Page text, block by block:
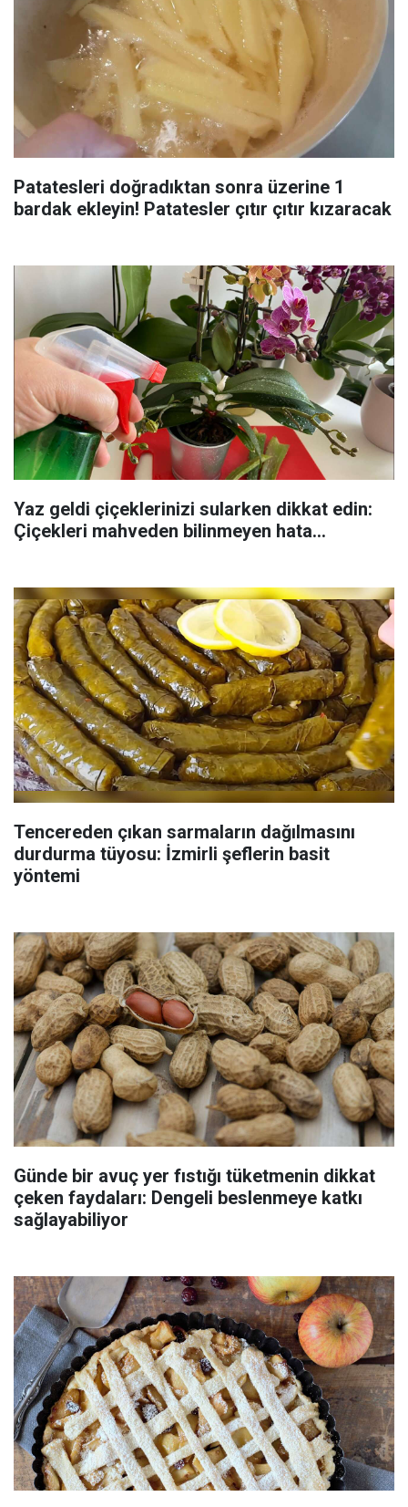
Patatesleri doğradıktan sonra üzerine 1
bardak ekleyin! Patatesler çıtır çıtır kızaracak
Yaz geldi çiçeklerinizi sularken dikkat edin:
Çiçekleri mahveden bilinmeyen hata...
Tencereden çıkan sarmaların dağılmasını
durdurma tüyosu: İzmirli şeflerin basit
yöntemi
Günde bir avuç yer fıstığı tüketmenin dikkat
çeken faydaları: Dengeli beslenmeye katkı
sağlayabiliyor